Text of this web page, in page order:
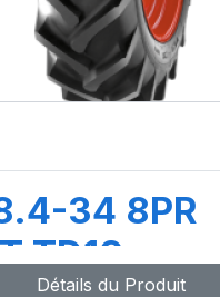
34 8PR
TD19
Détails du Produit